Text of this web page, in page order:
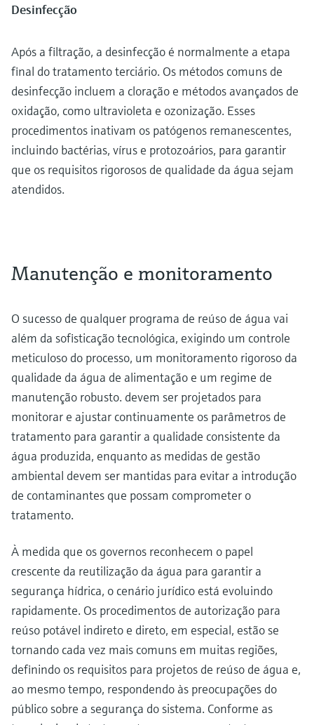
Desinfecção
Após a filtração, a desinfecção é normalmente a etapa
final do tratamento terciário. Os métodos comuns de
desinfecção incluem a cloração e métodos avançados de
oxidação, como ultravioleta e ozonização. Esses
procedimentos inativam os patógenos remanescentes,
incluindo bactérias, vírus e protozoários, para garantir
que os requisitos rigorosos de qualidade da água sejam
atendidos.
Manutenção e monitoramento
O sucesso de qualquer programa de reúso de água vai
além da sofisticação tecnológica, exigindo um controle
meticuloso do processo, um monitoramento rigoroso da
qualidade da água de alimentação e um regime de
manutenção robusto. devem ser projetados para
monitorar e ajustar continuamente os parâmetros de
tratamento para garantir a qualidade consistente da
água produzida, enquanto as medidas de gestão
ambiental devem ser mantidas para evitar a introdução
de contaminantes que possam comprometer o
tratamento.
À medida que os governos reconhecem o papel
crescente da reutilização da água para garantir a
segurança hídrica, o cenário jurídico está evoluindo
rapidamente. Os procedimentos de autorização para
reúso potável indireto e direto, em especial, estão se
tornando cada vez mais comuns em muitas regiões,
definindo os requisitos para projetos de reúso de água e,
ao mesmo tempo, respondendo às preocupações do
público sobre a segurança do sistema. Conforme as